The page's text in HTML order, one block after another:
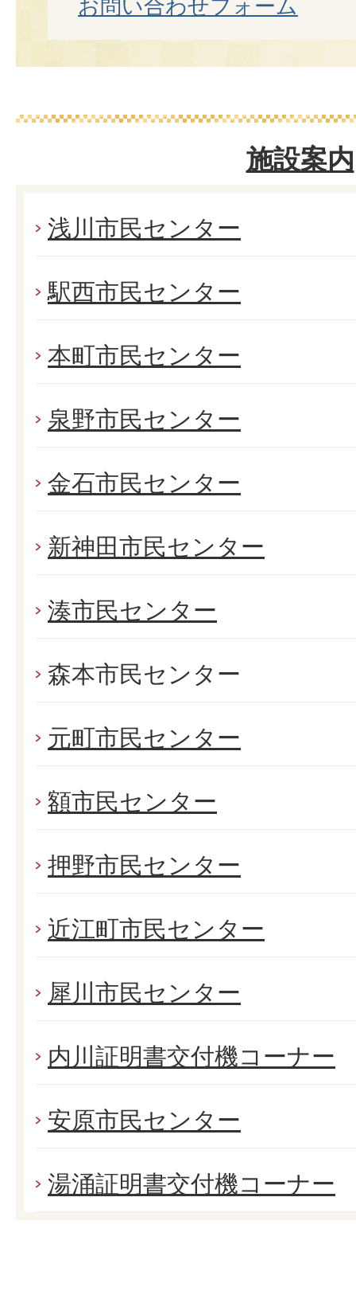
お問い合わせフォーム
施設案内
浅川市民センター
駅西市民センター
本町市民センター
泉野市民センター
金石市民センター
新神田市民センター
湊市民センター
森本市民センター
元町市民センター
額市民センター
押野市民センター
近江町市民センター
犀川市民センター
内川証明書交付機コーナー
安原市民センター
湯涌証明書交付機コーナー